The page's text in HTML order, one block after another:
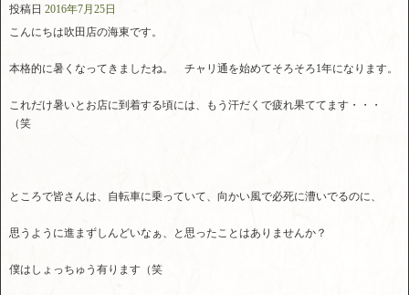
投稿日 2016年7月25日
こんにちは吹田店の海東です。
本格的に暑くなってきましたね。 チャリ通を始めてそろそろ1年になります。
これだけ暑いとお店に到着する頃には、もう汗だくで疲れ果ててます・・・
（笑
ところで皆さんは、自転車に乗っていて、向かい風で必死に漕いでるのに、
思うように進まずしんどいなぁ、と思ったことはありませんか？
僕はしょっちゅう有ります（笑